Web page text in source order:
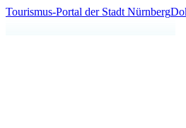
Tourismus-Portal der Stadt Nürnberg